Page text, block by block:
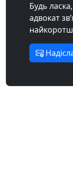
Будь
адвокат